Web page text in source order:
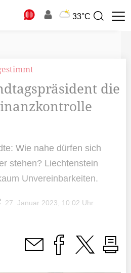
33°C
Suchbegriff
die
Wie nahe dürfen sich
stehen? Liechtenstein
Unvereinbarkeiten.
27. Januar 2023, 10:02 Uhr